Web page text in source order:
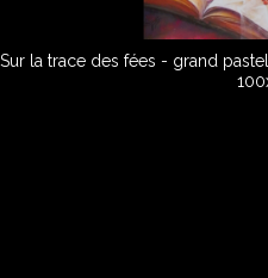
Sur la trace des fées - grand